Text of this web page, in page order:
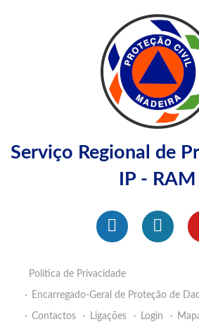
Serviço Regional de
IP - RAM
Política de Privacidade
Encarregado-Geral de Proteção de
Contactos
Ligações Login